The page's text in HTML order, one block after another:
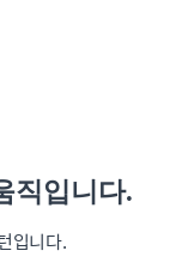
직입니다.
입니다.